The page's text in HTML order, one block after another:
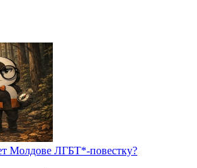
Молдове ЛГБТ*-повестку?